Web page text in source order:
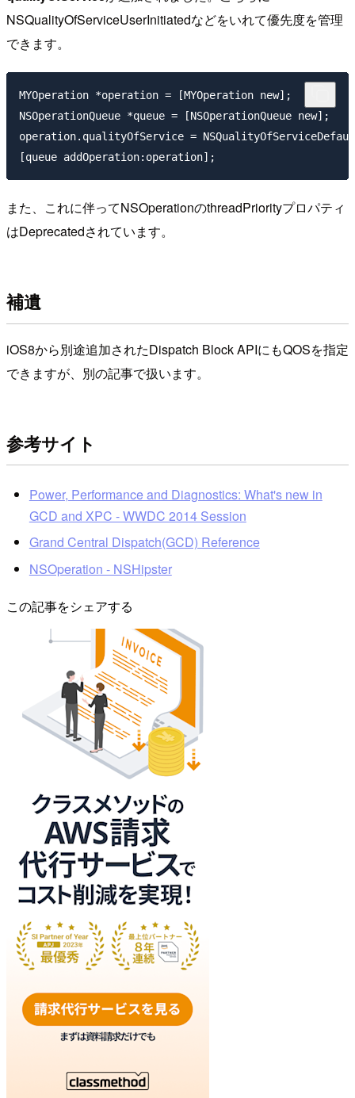
NSQualityOfServiceUserInitiatedなどをいれて優先度を管理
できます。
MYOperation *operation = [MYOperation new];
NSOperationQueue *queue = [NSOperationQueue new];
operation.qualityOfService =
また、これに伴ってNSOperationのthreadPriorityプロパティ
はDeprecatedされています。
補遺
iOS8から別途追加されたDispatch Block APIにもQOSを指定
できますが、別の記事で扱います。
参考サイト
Power, Performance and Diagnostics: What's new in
GCD and XPC - WWDC 2014 Session
Grand Central Dispatch(GCD) Reference
NSOperation - NSHipster
この記事をシェアする